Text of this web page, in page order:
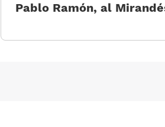
Pablo Ramón, al